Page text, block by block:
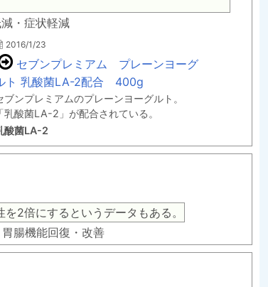
・症状軽減
2016/1/23
セブンプレミアム プレーンヨーグ
ト 乳酸菌LA-2配合 400g
ブンプレミアムのプレーンヨーグルト。
「乳酸菌LA-2」が配合されている。
酸菌LA-2
2倍にするというデータもある。
腸機能回復・改善